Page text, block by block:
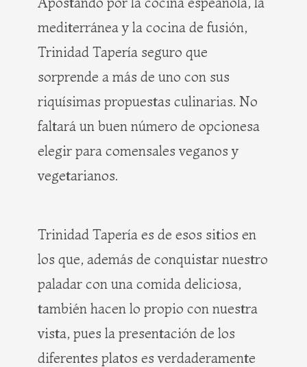
mediterránea y la cocina de fusión,
Trinidad Tapería seguro que
sorprende a más de uno con sus
riquísimas propuestas culinarias. No
faltará un buen número de opcionesa
elegir para comensales veganos y
vegetarianos.
Trinidad Tapería es de esos sitios en
los que, además de conquistar nuestro
paladar con una comida deliciosa,
también hacen lo propio con nuestra
vista, pues la presentación de los
diferentes platos es verdaderamente